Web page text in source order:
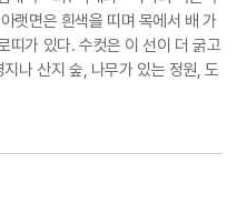
랫면은 흰색을 띠며 목에서 배 가
띠가 있다. 수컷은 이 선이 더 굵고
나 산지 숲, 나무가 있는 정원, 도
뿌리, 이끼 등을 재료로 둥지를